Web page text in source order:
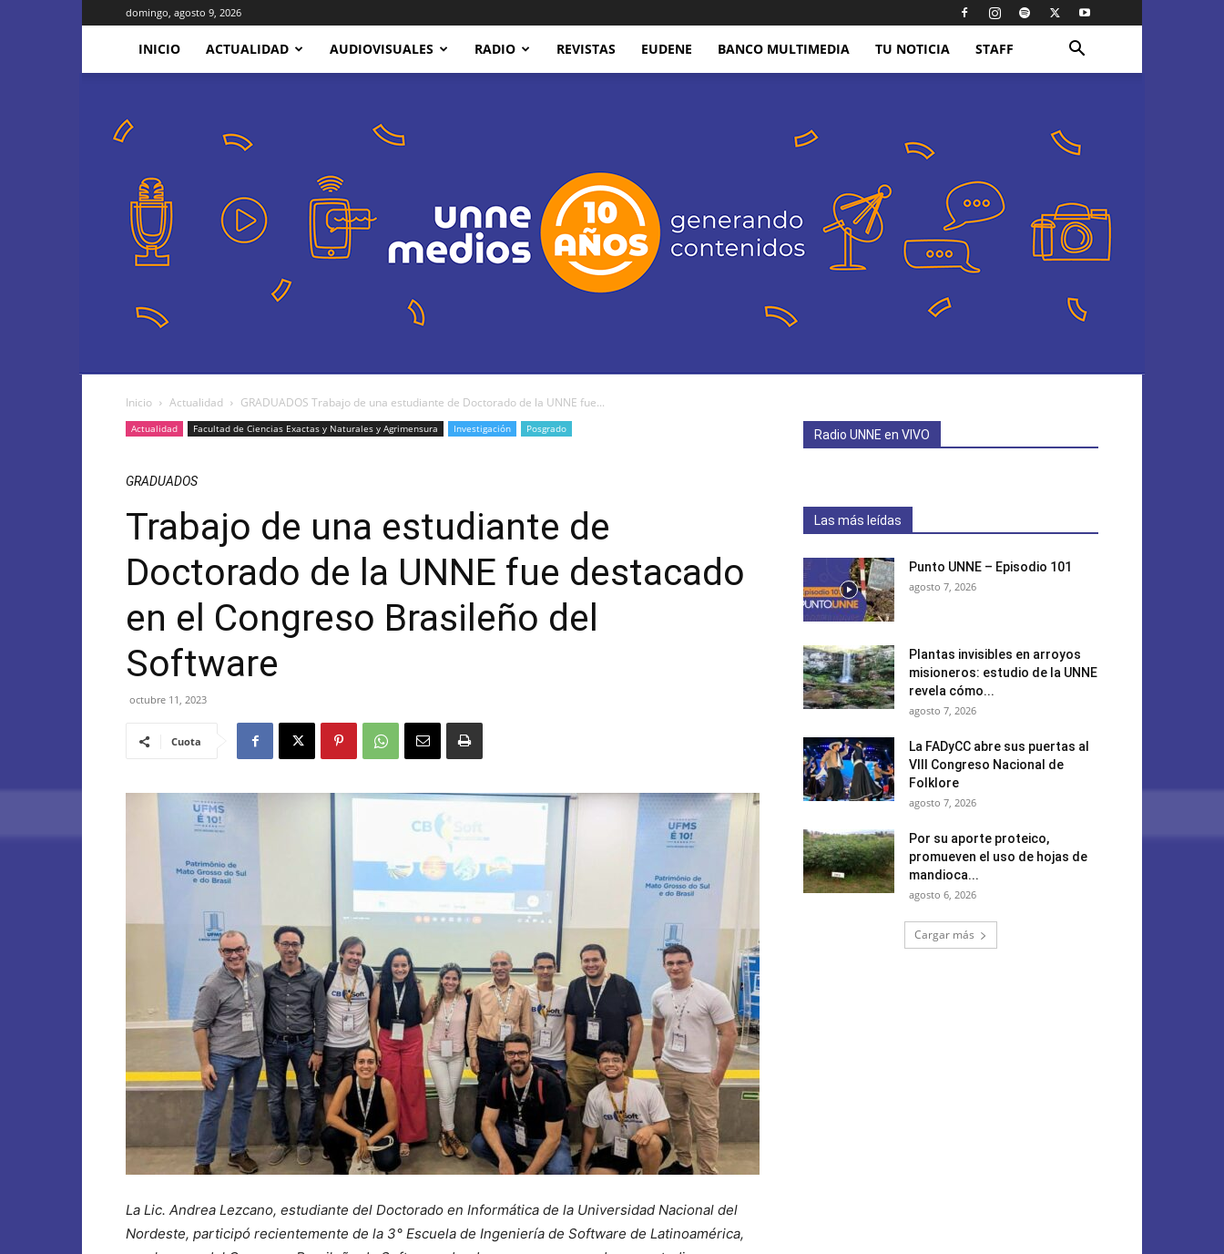
domingo, agosto 9, 2026
INICIO ACTUALIDAD AUDIOVISUALES RADIO REVISTAS EUDENE BANCO MULTIMEDIA TU NOTICIA STAFF
Inicio Actualidad GRADUADOS Trabajo de una estudiante de Doctorado de la UNNE fue...
Actualidad Facultad de Ciencias Exactas y Naturales y Agrimensura Investigación Posgrado
GRADUADOS
Trabajo de una estudiante de
Doctorado de la UNNE fue destacado
en el Congreso Brasileño del
Software
octubre 11, 2023
Cuota
La Lic. Andrea Lezcano, estudiante del Doctorado en Informática de la Universidad Nacional del
Nordeste, participó recientemente de la 3° Escuela de Ingeniería de Software de Latinoamérica,
Radio UNNE en VIVO
Las más leídas
Punto UNNE – Episodio 101
agosto 7, 2026
Plantas invisibles en arroyos
misioneros: estudio de la UNNE
revela cómo...
agosto 7, 2026
La FADyCC abre sus puertas al
VIII Congreso Nacional de
Folklore
agosto 7, 2026
Por su aporte proteico,
promueven el uso de hojas de
mandioca...
agosto 6, 2026
Cargar más